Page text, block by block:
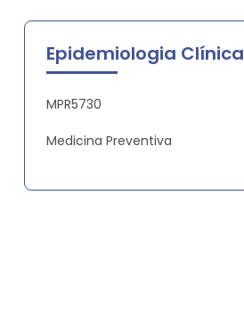
Epidemiologia Clínica
MPR5730
Medicina Preventiva